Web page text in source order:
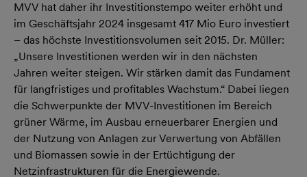
MVV hat daher ihr Investitionstempo weiter erhöht und
im Geschäftsjahr 2024 insgesamt 417 Mio Euro investiert
– das höchste Investitionsvolumen seit 2015. Dr. Müller:
„Unsere Investitionen werden wir in den nächsten
Jahren weiter steigen. Wir stärken damit das Fundament
für langfristiges und profitables Wachstum.“ Dabei liegen
die Schwerpunkte der MVV-Investitionen im Bereich
grüner Wärme, im Ausbau erneuerbarer Energien und
der Nutzung von Anlagen zur Verwertung von Abfällen
und Biomassen sowie in der Ertüchtigung der
Netzinfrastrukturen für die Energiewende.